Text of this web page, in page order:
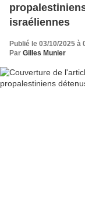
israéliennes
Publié le 03/10/2025 à
Par Gilles Munier